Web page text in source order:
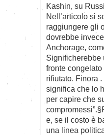
Kashin, su
Nell’articolo si
raggiungere gli
dovrebbe
Anchorage,
Significherebbe
fronte
rifiutato. Finora .
significa che lo
per capire che
e, se il costo è
una linea